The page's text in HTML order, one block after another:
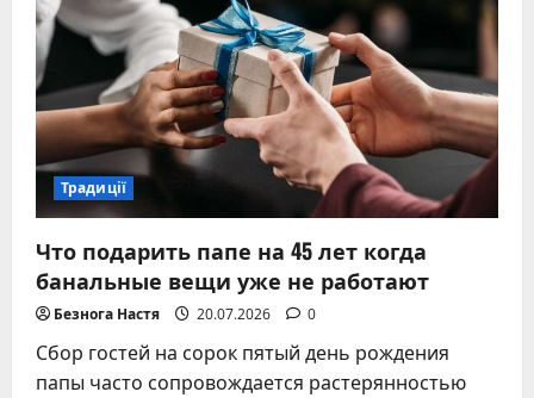
праздники
традиции
украшения
дома
Традиції
Что подарить папе на 45 лет когда
банальные вещи уже не работают
Безнога Настя 20.07.2026 0
Сбор гостей на сорок пятый день рождения
папы часто сопровождается растерянностью